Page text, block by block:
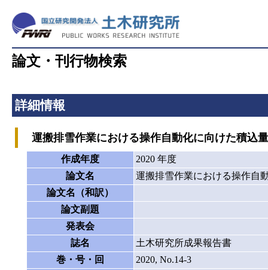
論文・刊行物検索
詳細情報
運搬排雪作業における操作自動化に向けた積込
作成年度
2020 年度
論文名
運搬排雪作業における操作自
論文名（和訳）
論文副題
発表会
誌名
土木研究所成果報告書
巻・号・回
2020, No.14-3